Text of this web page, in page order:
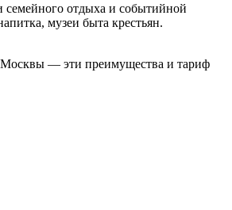
семейного отдыха и событийной
музеи быта крестьян.
Москвы — эти преимущества и тариф